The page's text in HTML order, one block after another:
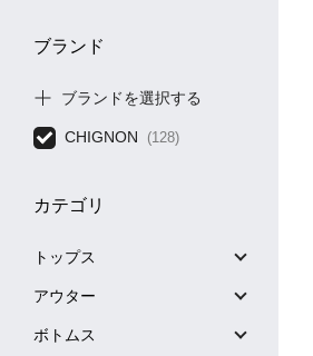
ブランド
ブランドを選択する
CHIGNON (128)
カテゴリ
トップス
アウター
ボトムス